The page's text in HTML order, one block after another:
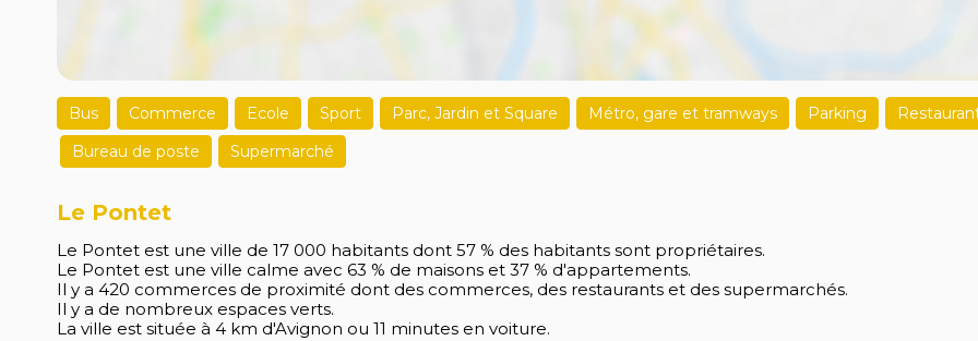
Bus Commerce Ecole Sport Parc, Jardin et Square Métro, gare et tramways Parking
Bureau de poste
Supermarché
Le Pontet
Le Pontet est une ville de 17 000 habitants dont 57 % des habitants sont propriétaires.
Le Pontet est une ville calme avec 63 % de maisons et 37 % d'appartements.
Il y a 420 commerces de proximité dont des commerces, des restaurants et des supermarchés.
Il y a de nombreux espaces verts.
La ville est située à 4 km d'Avignon ou 11 minutes en voiture.